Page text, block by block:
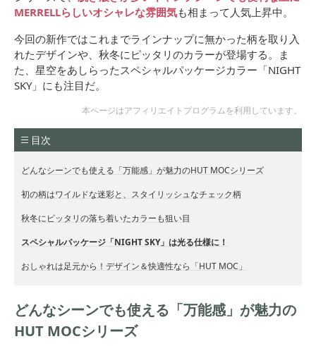
MERRELLらしいオシャレな雰囲気も相まって人気上昇中。
今回の新作ではこれまでラインナップに無かった柄を取り入
れたデザインや、秋冬にピッタリのカラーが登場する。ま
た、星空をあしらったスペシャルパッケージカラー「NIGHT
SKY」にも注目だ。
本ページはアフィリエイトプログラムを利用しています。
目次
どんなシーンでも使える「万能感」が魅力のHUT MOCシリーズ
初の柄はワイルドな迷彩と、スタイリッシュなチェック柄
秋冬にピッタリの落ち着いたカラーも狙い目
スペシャルパッケージ「NIGHT SKY」は光る仕様に！
おしゃれは足元から！デザイン＆快適性なら「HUT MOC」
どんなシーンでも使える「万能感」が魅力の
HUT MOCシリーズ